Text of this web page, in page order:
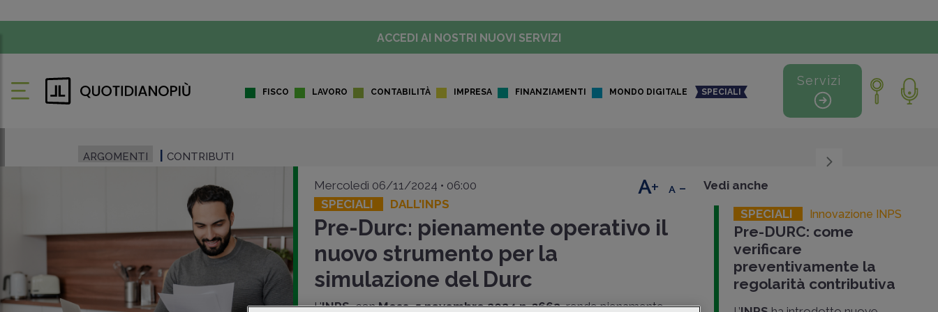
ACCEDI AI NOSTRI NUOVI SERVIZI
FISCO LAVORO CONTABILITÀ IMPRESA FINANZIAMENTI MONDO DIGITALE SPECIALI
Servizi
ARGOMENTI CONTRIBUTI
Mercoledì 06/11/2024 • 06:00
SPECIALI
DALL'INPS
Pre-Durc: pienamente operativo il
nuovo strumento per la
simulazione del Durc
L'INPS, conMess. 5 novembre 2024 n. 3662, rende pienamente
+ - Vedi anche
SPECIALI Innovazione INPS
Pre-DURC: come
verificare
preventivamente la
regolarità contributiva